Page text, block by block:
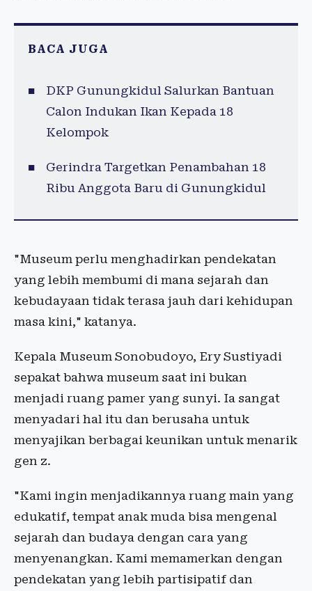
BACA JUGA
DKP Gunungkidul Salurkan Bantuan
Calon Indukan Ikan Kepada 18
Kelompok
Gerindra Targetkan Penambahan 18
Ribu Anggota Baru di Gunungkidul
"Museum perlu menghadirkan pendekatan
yang lebih membumi di mana sejarah dan
kebudayaan tidak terasa jauh dari kehidupan
masa kini," katanya.
Kepala Museum Sonobudoyo, Ery Sustiyadi
sepakat bahwa museum saat ini bukan
menjadi ruang pamer yang sunyi. Ia sangat
menyadari hal itu dan berusaha untuk
menyajikan berbagai keunikan untuk menarik
gen z.
"Kami ingin menjadikannya ruang main yang
edukatif, tempat anak muda bisa mengenal
sejarah dan budaya dengan cara yang
menyenangkan. Kami memamerkan dengan
pendekatan yang lebih partisipatif dan